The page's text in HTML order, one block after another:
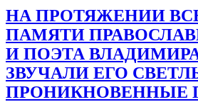
НА ПРОТЯЖЕНИИ
ПАМЯТИ
И ПОЭТА
ЗВУЧАЛИ ЕГО
ПРОНИКНОВЕННЫЕ